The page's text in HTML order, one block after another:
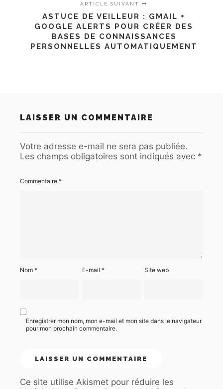
ARTICLE SUIVANT
ASTUCE DE VEILLEUR : GMAIL +
GOOGLE ALERTS POUR CRÉER DES
BASES DE CONNAISSANCES
PERSONNELLES AUTOMATIQUEMENT
LAISSER UN COMMENTAIRE
Votre adresse e-mail ne sera pas publiée.
Les champs obligatoires sont indiqués avec *
Commentaire *
Nom * E-mail* Site web
Enregistrer mon nom, mon e-mail et mon site dans le navigateur
pour mon prochain commentaire.
Ce site utilise Akismet pour réduire les